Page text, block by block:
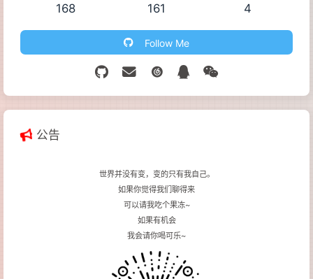
168 161 4
Follow Me
公告
世界并没有变，变的只有我自己。
如果你觉得我们聊得来
可以请我吃个果冻~
如果有机会
我会请你喝可乐~